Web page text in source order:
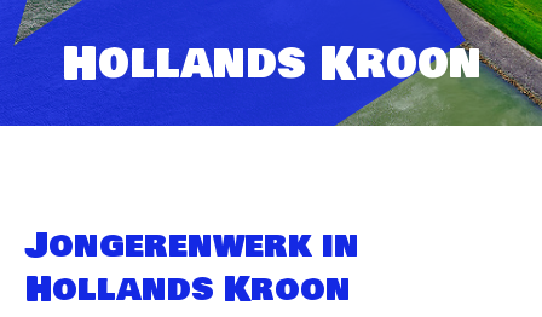
Hollands Kroon
Jongerenwerk in
Hollands Kroon